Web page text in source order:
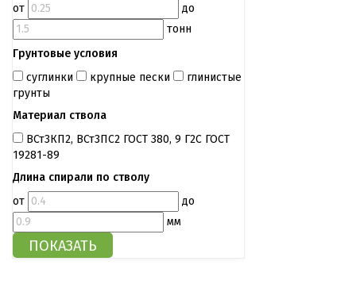
от
до
тонн
Грунтовые условия
суглинки
крупные пески
глинистые
грунты
Материал ствола
ВСт3КП2, ВСт3ПС2 ГОСТ 380, 9 Г2С ГОСТ
19281-89
Длина спирали по стволу
от
до
мм